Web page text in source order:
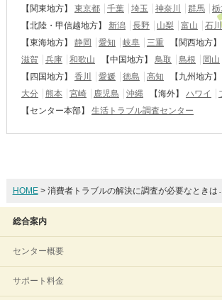
【関東地方】
東京都 千葉 埼玉 神奈川 群馬
【北陸・甲信越地方】
新潟 長野 山梨 富山 石川
【東海地方】
静岡 愛知 岐阜 三重 【関西地方】
滋賀
兵庫 和歌山 【中国地方】 鳥取 島根 岡山
【四国地方】
香川 愛媛 徳島 高知 【九州地方】
大分
熊本 宮崎 鹿児島 沖縄 【海外】 ハワイ
【センター本部】
生活トラブル調査センター
HOME> 消費者トラブルの解決に調査が必要なときは -
総合案内
センター概要
サポート料金